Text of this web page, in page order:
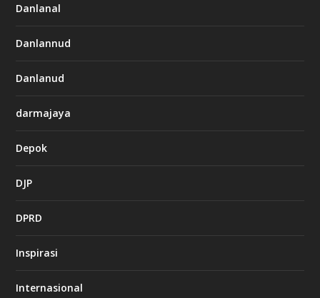
Danlanal
Danlannud
Danlanud
darmajaya
Depok
DJP
DPRD
Inspirasi
Internasional